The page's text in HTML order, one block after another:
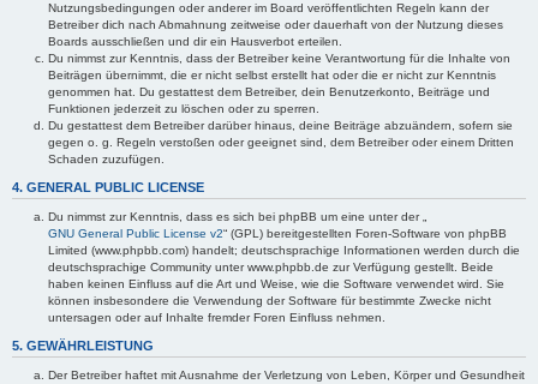
Nutzungsbedingungen oder anderer im Board veröffentlichten Regeln kann der
Betreiber dich nach Abmahnung zeitweise oder dauerhaft von der Nutzung dieses
Boards ausschließen und dir ein Hausverbot erteilen.
Du nimmst zur Kenntnis, dass der Betreiber keine Verantwortung für die Inhalte von
Beiträgen übernimmt, die er nicht selbst erstellt hat oder die er nicht zur Kenntnis
genommen hat. Du gestattest dem Betreiber, dein Benutzerkonto, Beiträge und
Funktionen jederzeit zu löschen oder zu sperren.
Du gestattest dem Betreiber darüber hinaus, deine Beiträge abzuändern, sofern sie
gegen o. g. Regeln verstoßen oder geeignet sind, dem Betreiber oder einem Dritten
Schaden zuzufügen.
4. GENERAL PUBLIC LICENSE
Du nimmst zur Kenntnis, dass es sich bei phpBB um eine unter der „
GNU General Public License v2“ (GPL) bereitgestellten Foren-Software von phpBB
Limited (www.phpbb.com) handelt; deutschsprachige Informationen werden durch die
deutschsprachige Community unter www.phpbb.de zur Verfügung gestellt. Beide
haben keinen Einfluss auf die Art und Weise, wie die Software verwendet wird. Sie
können insbesondere die Verwendung der Software für bestimmte Zwecke nicht
untersagen oder auf Inhalte fremder Foren Einfluss nehmen.
5. GEWÄHRLEISTUNG
Der Betreiber haftet mit Ausnahme der Verletzung von Leben, Körper und Gesundheit